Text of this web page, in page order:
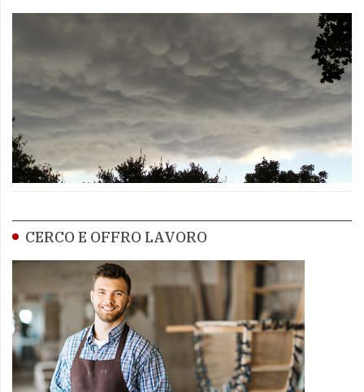
CERCO E OFFRO LAVORO